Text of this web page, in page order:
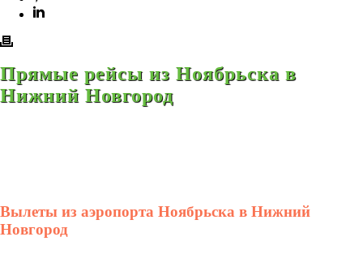
Прямые рейсы из Ноябрьска в
Нижний Новгород
Вылеты из аэропорта Ноябрьска в Нижний
Новгород